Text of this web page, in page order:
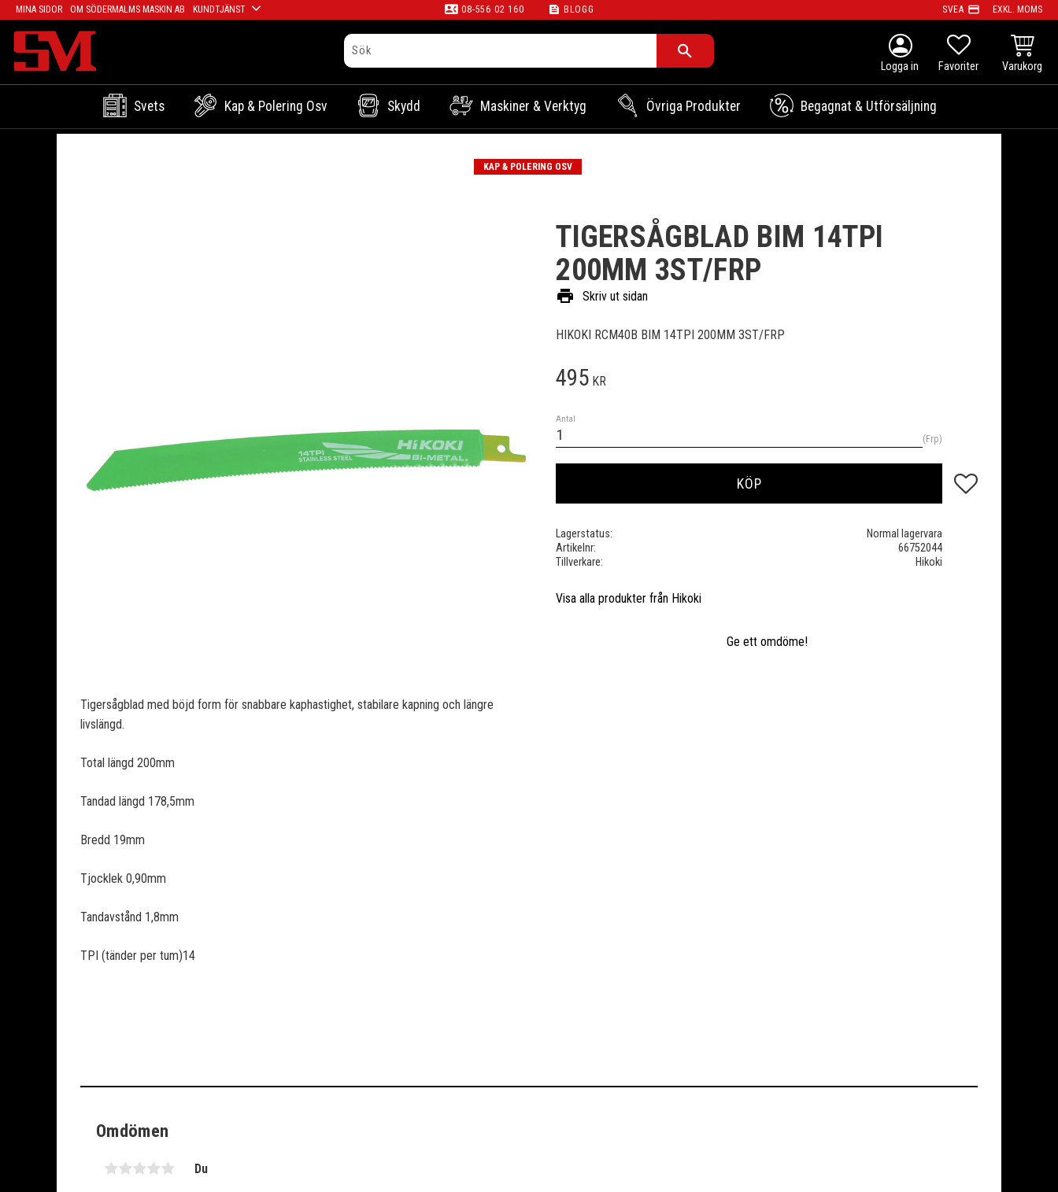
MINA SIDOR OM SÖDERMALMS MASKIN AB KUNDTJÄNST contact_phone 08-556 02 160 feed BLOGG SVEA payment EXKL. MOMS
person
FAVORITER
Svets Kap & Polering Osv Skydd Maskiner & Verktyg Övriga Produkter Begagnat & Utförsäljning
KAP & POLERING OSV
TIGERSÅGBLAD BIM 14TPI
200MM 3ST/FRP
print Skriv ut sidan
HIKOKI RCM40B BIM 14TPI 200MM 3ST/FRP
Tigersågblad med böjd form för snabbare kaphastighet, stabilare kapning och längre
livslängd.
Total längd 200mm
Tandad längd 178,5mm
Bredd 19mm
Tjocklek 0,90mm
Tandavstånd 1,8mm
TPI (tänder per tum)14
495 KR
Antal
Frp
KÖP Lägg till i favoriter
Lagerstatus
Normal lagervara
Artikelnr
66752044
Tillverkare
Hikoki
Visa alla produkter från Hikoki
Ge ett omdöme!
Omdömen
Du